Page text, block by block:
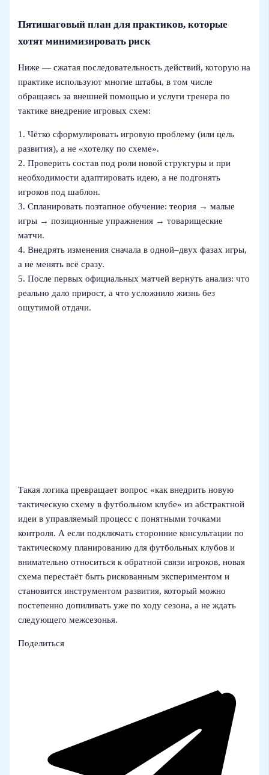
Пятишаговый план для практиков, которые
хотят минимизировать риск
Ниже — сжатая последовательность действий, которую на
практике используют многие штабы, в том числе
обращаясь за внешней помощью и услуги тренера по
тактике внедрение игровых схем:
1. Чётко сформулировать игровую проблему (или цель
развития), а не «хотелку по схеме».
2. Проверить состав под роли новой структуры и при
необходимости адаптировать идею, а не подгонять
игроков под шаблон.
3. Спланировать поэтапное обучение: теория → малые
игры → позиционные упражнения → товарищеские
матчи.
4. Внедрять изменения сначала в одной–двух фазах игры,
а не менять всё сразу.
5. После первых официальных матчей вернуть анализ: что
реально дало прирост, а что усложнило жизнь без
ощутимой отдачи.
Такая логика превращает вопрос «как внедрить новую
тактическую схему в футбольном клубе» из абстрактной
идеи в управляемый процесс с понятными точками
контроля. А если подключать сторонние консультации по
тактическому планированию для футбольных клубов и
внимательно относиться к обратной связи игроков, новая
схема перестаёт быть рискованным экспериментом и
становится инструментом развития, который можно
постепенно допиливать уже по ходу сезона, а не ждать
следующего межсезонья.
Поделиться